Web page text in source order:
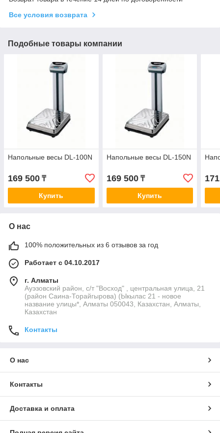
Все условия возврата
Подобные товары компании
Напольные весы DL-100N
169 500 ₸
Купить
Напольные весы DL-150N
169 500₸
Купить
О нас
100% положительных из 6 отзывов за год
Работает с 04.10.2017
г. Алматы
Ауэзовский район, с/т "Восход" , центральная улица, 21
(район Саина-Торайгырова) (Ыкылас 21 - новое
название улицы*, Алматы 050043, Казахстан, Алматы,
Казахстан
Контакты
О нас
Контакты
Доставка и оплата